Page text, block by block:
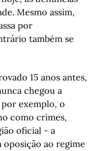
Mesmo assim,
por
também se
15 anos antes,
chegou a
exemplo, o
como crimes,
oficial - a
ao regime